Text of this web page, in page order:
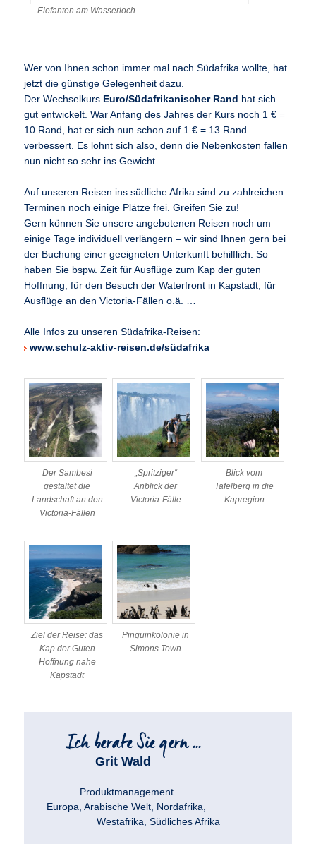
Elefanten am Wasserloch
Wer von Ihnen schon immer mal nach Südafrika wollte, hat
jetzt die günstige Gelegenheit dazu.
Der Wechselkurs Euro/Südafrikanischer Rand hat sich
gut entwickelt. War Anfang des Jahres der Kurs noch 1 € =
10 Rand, hat er sich nun schon auf 1 € = 13 Rand
verbessert. Es lohnt sich also, denn die Nebenkosten fallen
nun nicht so sehr ins Gewicht.
Auf unseren Reisen ins südliche Afrika sind zu zahlreichen
Terminen noch einige Plätze frei. Greifen Sie zu!
Gern können Sie unsere angebotenen Reisen noch um
einige Tage individuell verlängern – wir sind Ihnen gern bei
der Buchung einer geeigneten Unterkunft behilflich. So
haben Sie bspw. Zeit für Ausflüge zum Kap der guten
Hoffnung, für den Besuch der Waterfront in Kapstadt, für
Ausflüge an den Victoria-Fällen o.ä. …
Alle Infos zu unseren Südafrika-Reisen:
www.schulz-aktiv-reisen.de/südafrika
Der Sambesi
gestaltet die
Landschaft an den
Victoria-Fällen
„Spritziger“
Anblick der
Victoria-Fälle
Blick vom
Tafelberg in die
Kapregion
Ziel der Reise: das
Kap der Guten
Hoffnung nahe
Kapstadt
Pinguinkolonie in
Simons Town
Grit Wald
Produktmanagement
Europa, Arabische Welt, Nordafrika,
Westafrika, Südliches Afrika